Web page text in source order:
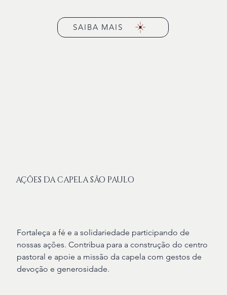
SAIBA MAIS
AÇÕES DA CAPELA SÃO PAULO
Fortaleça a fé e a solidariedade participando de
nossas ações. Contribua para a construção do centro
pastoral e apoie a missão da capela com gestos de
devoção e generosidade.